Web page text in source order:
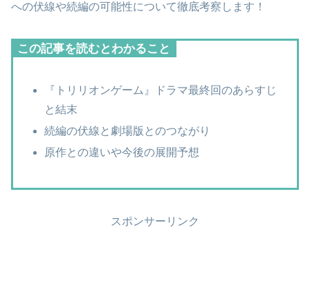
への伏線や続編の可能性について徹底考察します！
この記事を読むとわかること
『トリリオンゲーム』ドラマ最終回のあらすじ
と結末
続編の伏線と劇場版とのつながり
原作との違いや今後の展開予想
スポンサーリンク